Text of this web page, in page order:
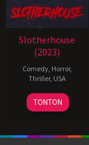
Slotherhouse
(2023)
Comedy, Horror,
Thriller, USA
30
Aug
Bradley
Fowler
TONTON